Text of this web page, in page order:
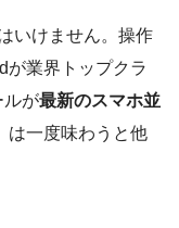
いけません。操作
が業界トップクラ
ルが最新のスマホ並
は一度味わうと他